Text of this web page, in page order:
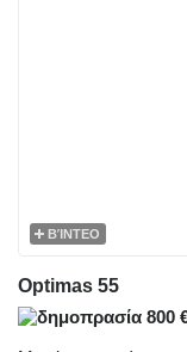
ΒΊΝΤΕΟ
Optimas 55
800